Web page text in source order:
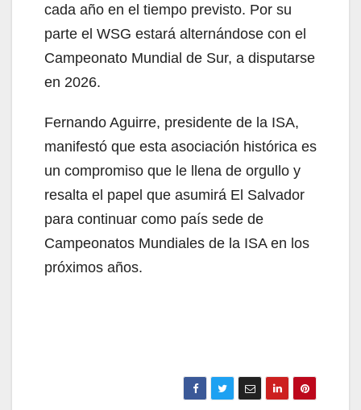
cada año en el tiempo previsto. Por su
parte el WSG estará alternándose con el
Campeonato Mundial de Sur, a disputarse
en 2026.
Fernando Aguirre, presidente de la ISA,
manifestó que esta asociación histórica es
un compromiso que le llena de orgullo y
resalta el papel que asumirá El Salvador
para continuar como país sede de
Campeonatos Mundiales de la ISA en los
próximos años.